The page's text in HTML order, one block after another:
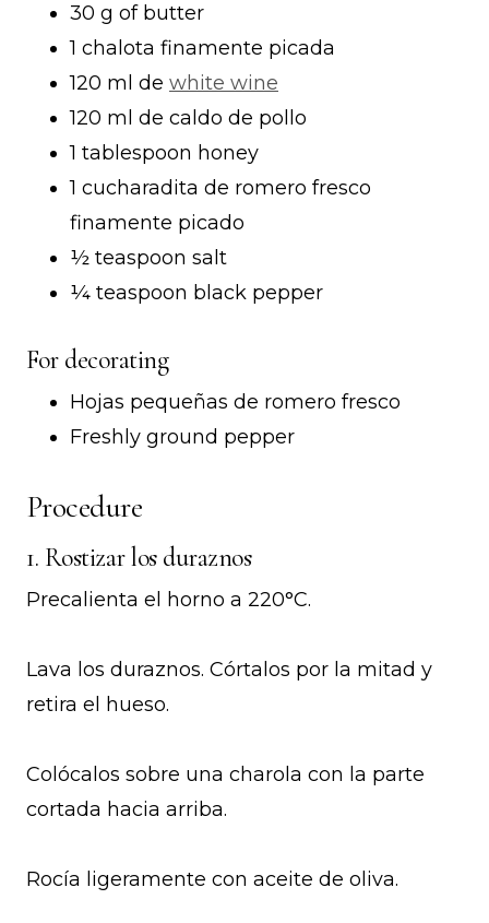
30 g of butter
1 chalota finamente picada
120 ml de white wine
120 ml de caldo de pollo
1 tablespoon honey
1 cucharadita de romero fresco
finamente picado
½ teaspoon salt
¼ teaspoon black pepper
For decorating
Hojas pequeñas de romero fresco
Freshly ground pepper
Procedure
1. Rostizar los duraznos
Precalienta el horno a 220°C.
Lava los duraznos. Córtalos por la mitad y
retira el hueso.
Colócalos sobre una charola con la parte
cortada hacia arriba.
Rocía ligeramente con aceite de oliva.